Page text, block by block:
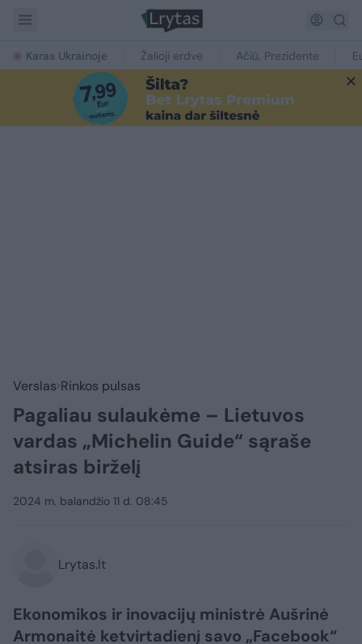
Karas Ukrainoje Žalioji erdvė Ačiū, Prezidente
Verslas Rinkos pulsas
Pagaliau sulaukėme – Lietuvos
vardas „Michelin Guide“ sąraše
atsiras birželį
2024 m. balandžio 11 d. 08:45
Lrytas.lt
Ekonomikos ir inovacijų ministrė Aušrinė
Armonaitė ketvirtadienį savo „Facebook“